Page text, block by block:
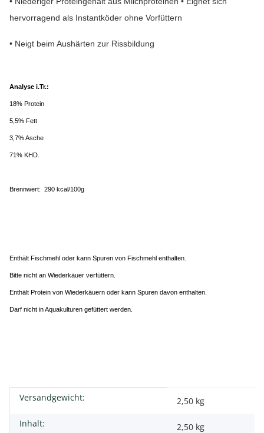
hervorragend als Instantköder ohne Vorfüttern
• Neigt beim Aushärten zur Rissbildung
Analyse i.Tr.:
18% Protein
5,5% Fett
3,7% Asche
71% KHD.
Brennwert: 290 kcal/100g
Enthält Fischmehl oder kann Spuren von Fischmehl enthalten.
Bitte nicht an Wiederkäuer verfüttern.
Enthält Protein von Wiederkäuern oder kann Spuren davon enthalten.
Darf nicht in Aquakulturen gefüttert werden.
Produkteigenschaft
Wert
Versandgewicht:
2,50 kg
Inhalt:
2,50 kg